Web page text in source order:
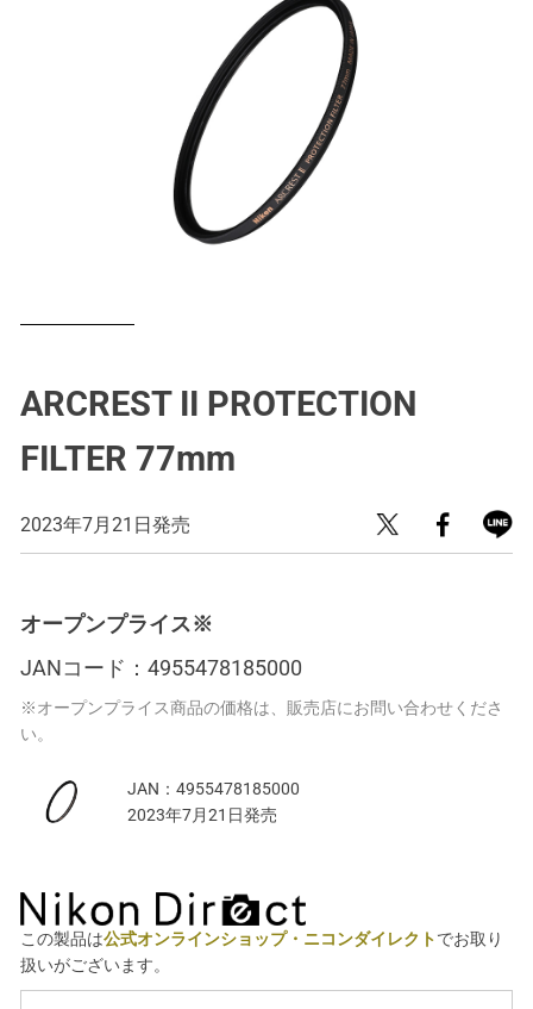
ARCREST II PROTECTION
FILTER 77mm
2023年7月21日発売
オープンプライス※
JANコード： 4955478185000
※オープンプライス商品の価格は、販売店にお問い合わせくださ
い。
JAN： 4955478185000
2023年7月21日発売
この製品は公式オンラインショップ・ニコンダイレクトでお取り
扱いがございます。